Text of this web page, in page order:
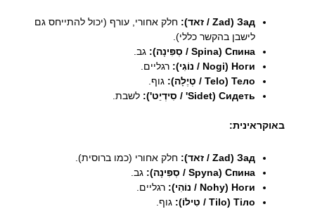
Зад (Zad / זאד):
חלק אחורי, עורף (יכול להתייחס גם
לישבן בהקשר כללי).
Спина (Spina / סְפִּינָה):
גב.
Ноги (Nogi / נוֹגִי):
רגליים.
Тело (Telo / טְיֶלָה):
גוף.
Сидеть (Sidet' / סִידְיֵט'):
לשבת.
באוקראינית:
Зад (Zad / זאד):
חלק אחורי (כמו ברוסית).
Спина (Spyna / סְפִּינָה):
גב.
Ноги (Nohy / נוֹהִי):
רגליים.
Тіло (Tilo / טִילוֹ):
גוף.